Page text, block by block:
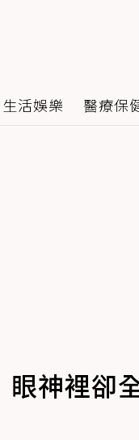
生活娛樂 醫療保
神裡卻